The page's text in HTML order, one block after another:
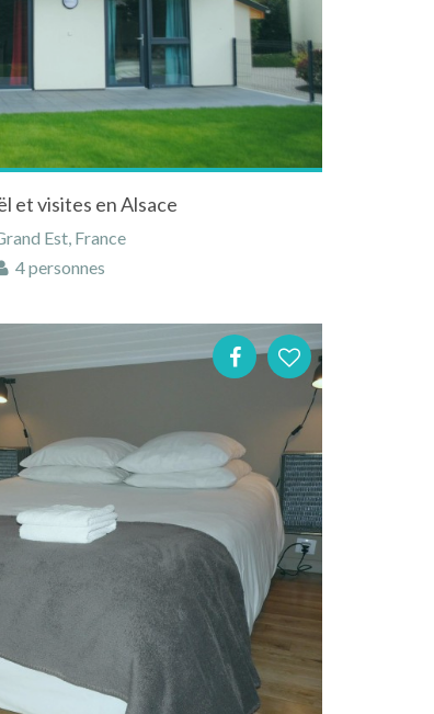
et visites en Alsace
Est, France
4 personnes